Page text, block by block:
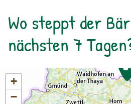
Wo steppt der
nächsten 7
+
−